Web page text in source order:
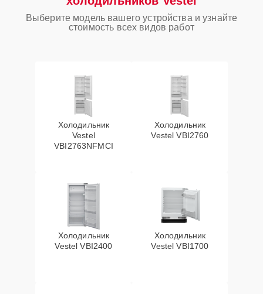
Выберите модель вашего устройства и узнайте
стоимость всех видов работ
Холодильник
Vestel
VBI2763NFMCI
Холодильник
Vestel VBI2760
Холодильник
Vestel VBI2400
Холодильник
Vestel VBI1700